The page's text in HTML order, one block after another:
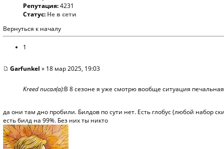
Репутация:4231
Статус: Не в сети
Вернуться к началу
1
Garfunkel » 18 мар 2025, 19:03
Kreed писал(а):В 8 сезоне я уже смотрю вообще ситуация печальная
да они там дно пробили. Билдов по сути нет. Есть глобус (любой набор
есть билд на 99%. Без них ты никто